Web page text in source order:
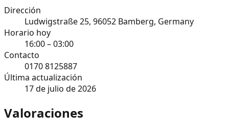
Dirección
Ludwigstraße 25, 96052 Bamberg, Germany
Horario hoy
16:00 – 03:00
Contacto
0170 8125887
Última actualización
17 de julio de 2026
Valoraciones